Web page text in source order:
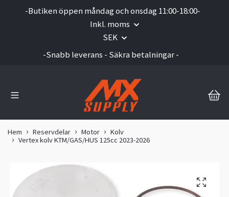
-Butiken öppen måndag och onsdag 11:00-18:00-
Inkl. moms
SEK
-Snabb leverans - Säkra betalningar -
Hem Reservdelar Motor
Kolv
Vertex kolv KTM/GAS/HUS 125cc 2023-2026